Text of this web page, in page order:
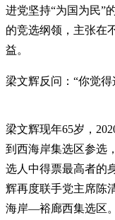
进党坚持“为国为民”
的竞选纲领，主张在
益。
梁文辉反问：“你觉
梁文辉现年65岁，
到西海岸集选区参选
选人中得票最高者的
辉再度联手党主席陈
海岸—裕廊西集选区。